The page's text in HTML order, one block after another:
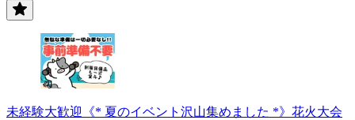
未経験大歓迎《* 夏のイベント沢山集めました *》花火大会